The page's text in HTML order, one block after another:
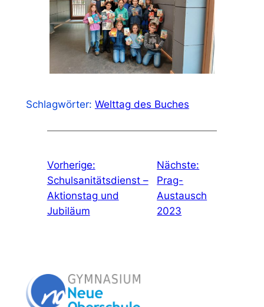
Schlagwörter: Welttag des Buches
Vorherige:
Schulsanitätsdienst –
Aktionstag und
Jubiläum
Nächste:
Prag-
Austausch
2023